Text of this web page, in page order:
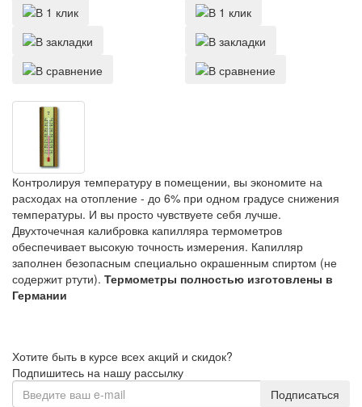
Контролируя температуру в помещении, вы экономите на
расходах на отопление - до 6% при одном градусе снижения
температуры. И вы просто чувствуете себя лучше.
Двухточечная калибровка капилляра термометров
обеспечивает высокую точность измерения. Капилляр
заполнен безопасным специально окрашенным спиртом (не
содержит ртути). Термометры полностью изготовлены в
Германии
Хотите быть в курсе всех акций и скидок?
Подпишитесь на нашу рассылку
Подписаться